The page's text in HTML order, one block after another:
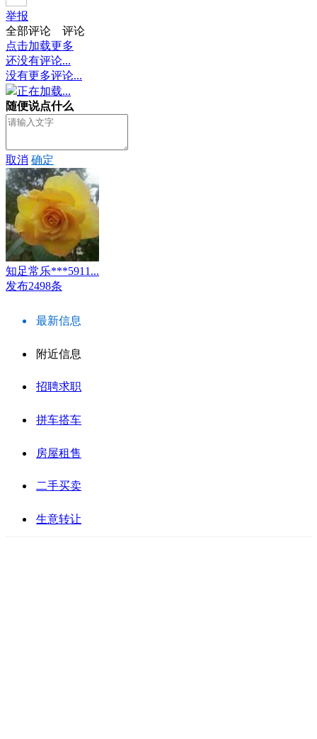
举报
全部评论
评论
点击加载更多
还没有评论...
没有更多评论...
正在加载...
随便说点什么
取消 确定
知足常乐***5911...
发布2498条
最新信息
附近信息
招聘求职
拼车搭车
房屋租售
二手买卖
生意转让